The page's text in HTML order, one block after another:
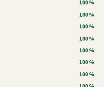
100 %
100 %
100 %
100 %
100 %
100 %
100 %